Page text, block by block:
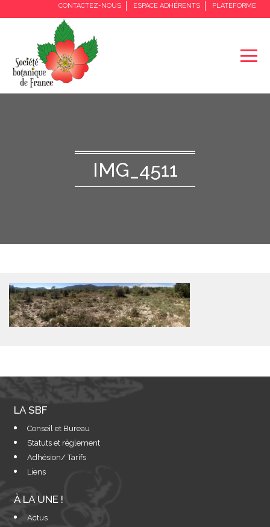
CONTACTEZ-NOUS ESPACE ADHÉRENTS PLATEFORME
IMG_4511
LA SBF
Conseil et Bureau
Statuts et règlement
Adhésion/ Tarifs
Liens
À LA UNE !
Actus